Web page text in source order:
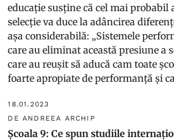
educație susține că cel mai probabil
selecție va duce la adâncirea
așa considerabilă: „Sistemele
care au eliminat această presiune a
care au reușit să aducă cam toate
foarte apropiate de performanță și
18.01.2023
DE ANDREEA ARCHIP
Școala 9: Ce spun studiile